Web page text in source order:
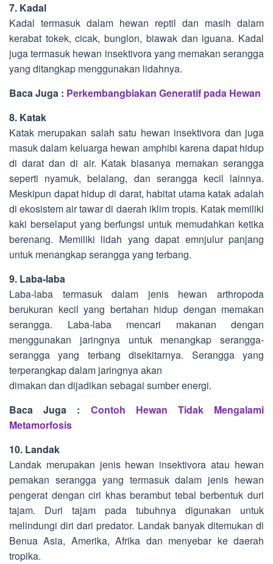
7. Kadal
Kadal termasuk dalam hewan reptil dan masih dalam
kerabat tokek, cicak, bunglon, biawak dan iguana. Kadal
juga termasuk hewan insektivora yang memakan serangga
yang ditangkap menggunakan lidahnya.
Baca Juga : Perkembangbiakan Generatif pada Hewan
8. Katak
Katak merupakan salah satu hewan insektivora dan juga
masuk dalam keluarga hewan amphibi karena dapat hidup
di darat dan di air. Katak biasanya memakan serangga
seperti nyamuk, belalang, dan serangga kecil lainnya.
Meskipun dapat hidup di darat, habitat utama katak adalah
di ekosistem air tawar di daerah iklim tropis. Katak memiliki
kaki berselaput yang berfungsi untuk memudahkan ketika
berenang. Memiliki lidah yang dapat emnjulur panjang
untuk menangkap serangga yang terbang.
9. Laba-laba
Laba-laba termasuk dalam jenis hewan arthropoda
berukuran kecil yang bertahan hidup dengan memakan
serangga. Laba-laba mencari makanan dengan
menggunakan jaringnya untuk menangkap serangga-
serangga yang terbang disekitarnya. Serangga yang
terperangkap dalam jaringnya akan
dimakan dan dijadikan sebagai sumber energi.
Baca Juga : Contoh Hewan Tidak Mengalami
Metamorfosis
10. Landak
Landak merupakan jenis hewan insektivora atau hewan
pemakan serangga yang termasuk dalam jenis hewan
pengerat dengan ciri khas berambut tebal berbentuk duri
tajam. Duri tajam pada tubuhnya digunakan untuk
melindungi diri dari predator. Landak banyak ditemukan di
Benua Asia, Amerika, Afrika dan menyebar ke daerah
tropika.